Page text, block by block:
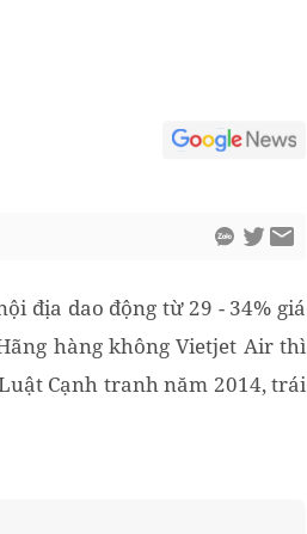
địa dao động từ 29 - 34% giá
hàng không Vietjet Air thì
Cạnh tranh năm 2014, trái